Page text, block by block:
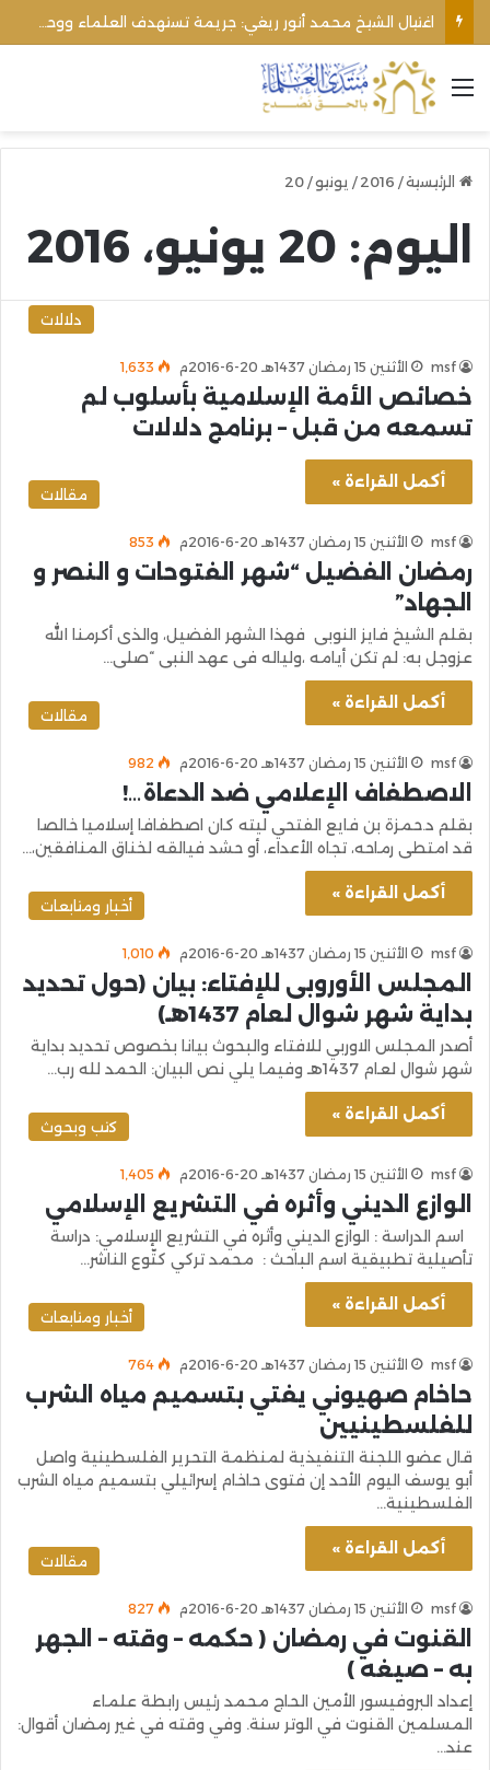
القائمة
الرئيسية/
2016
/ يونيو/
20
اليوم: 20 يونيو، 2016
دلالات
msf الأثنين 15 رمضان 1437هـ 20-6-2016م 1٬633
خصائص الأمة الإسلامية بأسلوب لم
تسمعه من قبل – برنامج دلالات
أكمل القراءة »
مقالات
msf الأثنين 15 رمضان 1437هـ 20-6-2016م 853
رمضان الفضيل “شهر الفتوحات و النصر و
الجهاد”
بقلم الشيخ فايز النوبى فهذا الشهر الفضيل، والذى أكرمنا الله
عزوجل به: لم تكن أيامه ،ولياله فى عهد النبى “صلى…
أكمل القراءة »
مقالات
msf الأثنين 15 رمضان 1437هـ 20-6-2016م 982
الاصطفاف الإعلامي ضد الدعاة…!
بقلم د.حمزة بن فايع الفتحي ليته كان اصطفافا إسلاميا خالصا
قد امتطى رماحه، تجاه الأعداء، أو حشد فيالقه لخناق المنافقين،…
أكمل القراءة »
أخبار ومتابعات
msf الأثنين 15 رمضان 1437هـ 20-6-2016م 1٬010
المجلس الأوروبى للإفتاء: بيان (حول تحديد
بداية شهر شوال لعام 1437هـ)
أصدر المجلس الاوربي للافتاء والبحوث بيانا بخصوص تحديد بداية
شهر شوال لعام 1437هـ وفيما يلي نص البيان: الحمد لله رب…
أكمل القراءة »
كتب وبحوث
msf الأثنين 15 رمضان 1437هـ 20-6-2016م 1٬405
الوازع الديني وأثره في التشريع الإسلامي
اسم الدراسة : الوازع الديني وأثره في التشريع الإسلامي: دراسة
تأصيلية تطبيقية اسم الباحث : محمد تركي كتّوع الناشر…
أكمل القراءة »
أخبار ومتابعات
msf الأثنين 15 رمضان 1437هـ 20-6-2016م 764
حاخام صهيوني يفتي بتسميم مياه الشرب
للفلسطينيين
قال عضو اللجنة التنفيذية لمنظمة التحرير الفلسطينية واصل
أبو يوسف اليوم الأحد إن فتوى حاخام إسرائيلي بتسميم مياه الشرب
الفلسطينية…
أكمل القراءة »
مقالات
msf الأثنين 15 رمضان 1437هـ 20-6-2016م 827
القنوت في رمضان ( حكمه – وقته – الجهر
به – صيغه )
إعداد البروفيسور الأمين الحاج محمد رئيس رابطة علماء
المسلمين القنوت في الوتر سنة. وفي وقته في غير رمضان أقوال:
عند…